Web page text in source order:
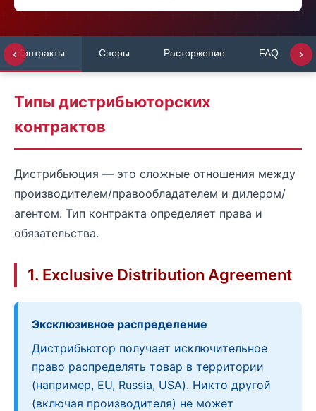
‹ Контракты Споры Расторжение FAQ ›
Типы дистрибьюторских
контрактов
Дистрибьюция — это сложные отношения между
производителем/правообладателем и дилером/
агентом. Тип контракта определяет права и
обязательства.
1. Exclusive Distribution Agreement
Эксклюзивное распределение
Дистрибьютор получает исключительное
право распределять товар в территории
(например, EU, Russia, USA). Никто другой
(включая производителя) не может